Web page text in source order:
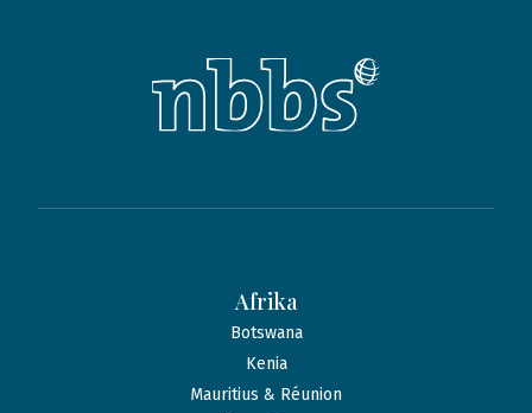
Afrika
Botswana
Kenia
Mauritius & Réunion